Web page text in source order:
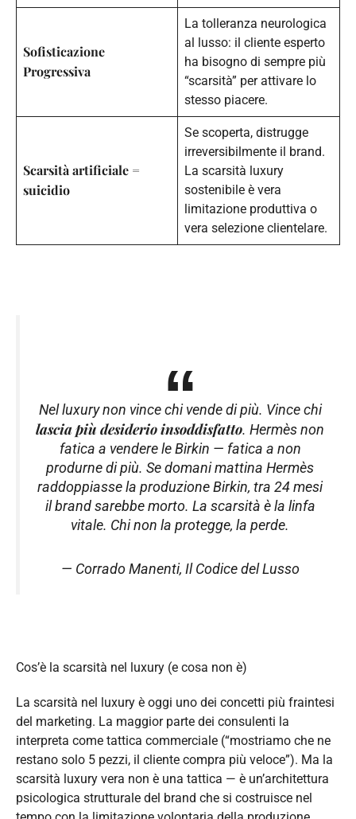
Sofisticazione
Progressiva
La tolleranza neurologica
al lusso: il cliente esperto
ha bisogno di sempre più
“scarsità” per attivare lo
stesso piacere.
Scarsità artificiale =
suicidio
Se scoperta, distrugge
irreversibilmente il brand.
La scarsità luxury
sostenibile è vera
limitazione produttiva o
vera selezione clientelare.
Nel luxury non vince chi vende di più. Vince chi
lascia più desiderio insoddisfatto. Hermès non
fatica a vendere le Birkin — fatica a non
produrne di più. Se domani mattina Hermès
raddoppiasse la produzione Birkin, tra 24 mesi
il brand sarebbe morto. La scarsità è la linfa
vitale. Chi non la protegge, la perde.
— Corrado Manenti, Il Codice del Lusso
Cos’è la scarsità nel luxury (e cosa non è)
La scarsità nel luxury è oggi uno dei concetti più fraintesi
del marketing. La maggior parte dei consulenti la
interpreta come tattica commerciale (“mostriamo che ne
restano solo 5 pezzi, il cliente compra più veloce”). Ma la
scarsità luxury vera non è una tattica — è un’architettura
psicologica strutturale del brand che si costruisce nel